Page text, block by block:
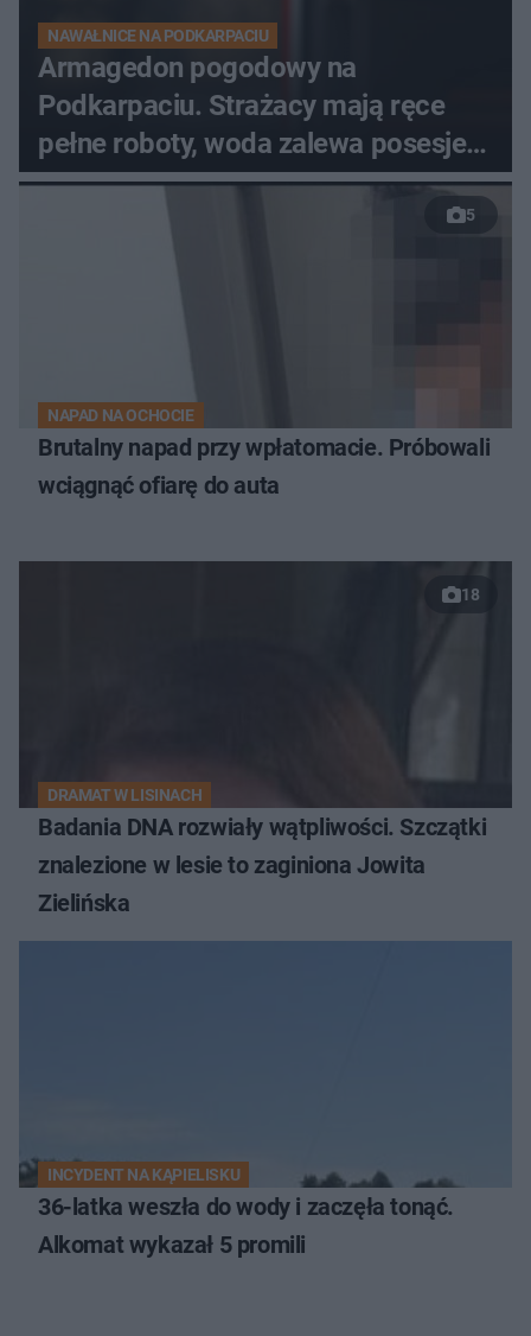
NAWAŁNICE NA PODKARPACIU
Armagedon pogodowy na
Podkarpaciu. Strażacy mają ręce
pełne roboty, woda zalewa posesje i
budynki
5
NAPAD NA OCHOCIE
Brutalny napad przy wpłatomacie. Próbowali
wciągnąć ofiarę do auta
18
DRAMAT W LISINACH
Badania DNA rozwiały wątpliwości. Szczątki
znalezione w lesie to zaginiona Jowita
Zielińska
INCYDENT NA KĄPIELISKU
36-latka weszła do wody i zaczęła tonąć.
Alkomat wykazał 5 promili